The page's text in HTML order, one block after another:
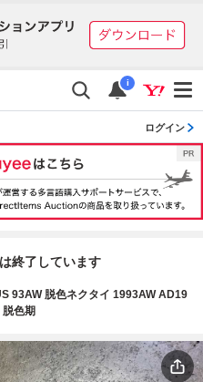
i
ログイン
終了しています
93AW 脱色ネクタイ 1993AW AD19
色期